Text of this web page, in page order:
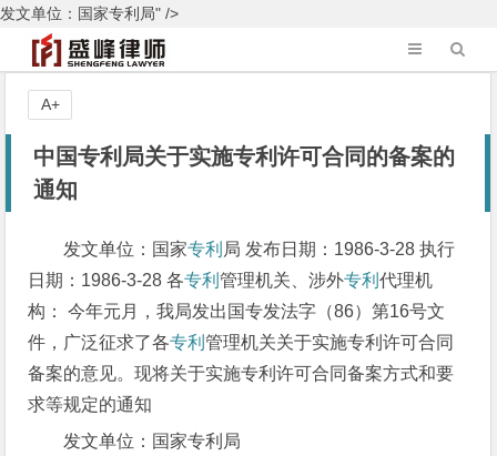
发文单位：国家专利局" />
中国专利局关于实施专利许可合同的备案的
通知
发文单位：国家专利 局 发布日期：1986-3-28 执行
日期：1986-3-28 各专利管理机关、涉外专利代理机
构： 今年元月，我局发出国专发法字（86）第16号文
件，广泛征求了各专利管理机关关于实施专利许可合同
备案的意见。现将关于实施专利许可合同备案方式和要
求等规定的通知
发文单位：国家专利局
A+